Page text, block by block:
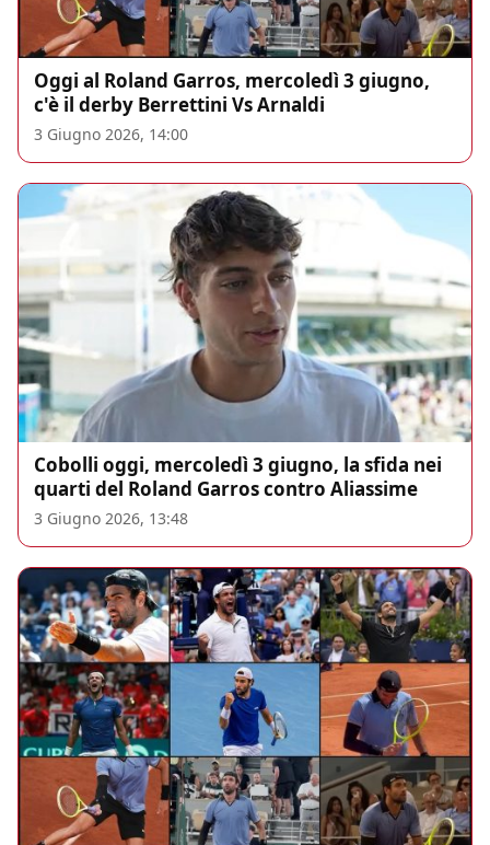
Oggi al Roland Garros, mercoledì 3 giugno,
c'è il derby Berrettini Vs Arnaldi
3 Giugno 2026, 14:00
Cobolli oggi, mercoledì 3 giugno, la sfida nei
quarti del Roland Garros contro Aliassime
3 Giugno 2026, 13:48